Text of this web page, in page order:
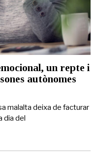
un repte i
autònomes
malalta deixa de facturar
dia del